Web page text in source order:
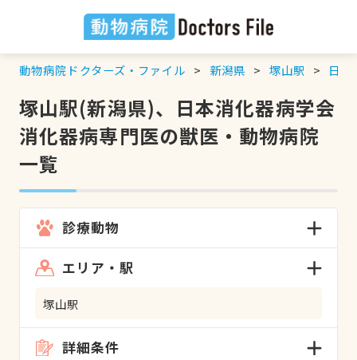
動物病院ドクターズ・ファイル 新潟県 塚山駅 日本
塚山駅(新潟県)、日本消化器病学会
消化器病専門医の獣医・動物病院
一覧
診療動物
エリア・駅
塚山駅
詳細条件